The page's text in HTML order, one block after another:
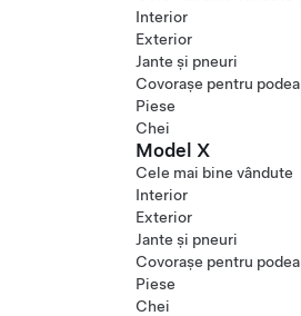
Interior
Exterior
Jante și pneuri
Covorașe pentru podea
Piese
Chei
Model X
Cele mai bine vândute
Interior
Exterior
Jante și pneuri
Covorașe pentru podea
Piese
Chei